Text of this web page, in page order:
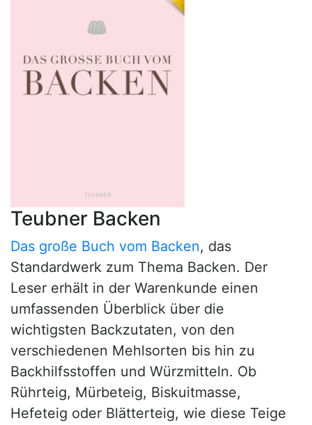
Teubner Backen
Das große Buch vom Backen, das
Standardwerk zum Thema Backen. Der
Leser erhält in der Warenkunde einen
umfassenden Überblick über die
wichtigsten Backzutaten, von den
verschiedenen Mehlsorten bis hin zu
Backhilfsstoffen und Würzmitteln. Ob
Rührteig, Mürbeteig, Biskuitmasse,
Hefeteig oder Blätterteig, wie diese Teige